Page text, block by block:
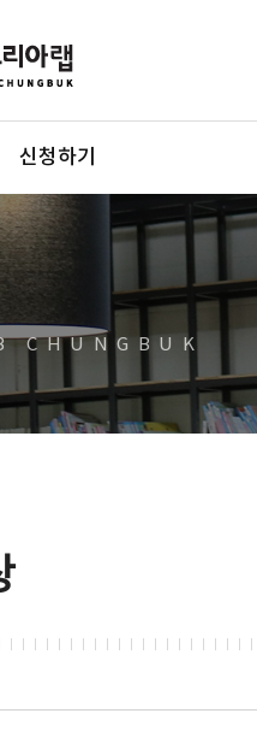
신청하기
CHUNGBUK